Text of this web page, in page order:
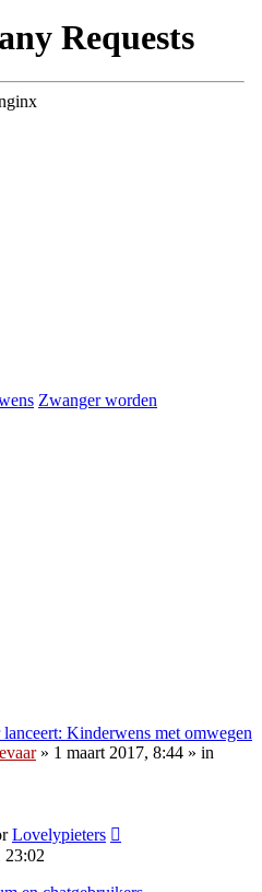
Zwanger worden
Kinderwens met omwegen
» 1 maart 2017, 8:44 » in
Lovelypieters
23:02